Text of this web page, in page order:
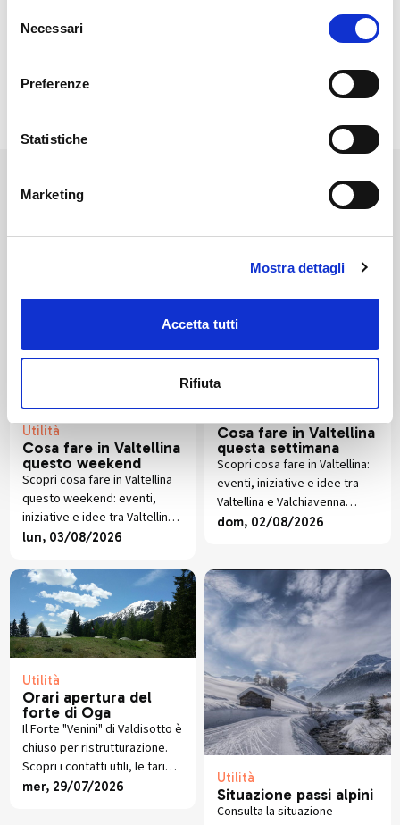
delNecessari
Preferenze
Statistiche
Marketing
Mostra dettagli
Accetta tutti
Rifiuta
Altri articoli che potrebbero
piacerti
Utilità
Cosa fare in Valtellina
questo weekend
Scopri cosa fare in Valtellina
questo weekend: eventi,
iniziative e idee tra Valtellina
e Valchiavenna aggiornate
lun, 03/08/2026
Cosa fare in Valtellina
questa settimana
Scopri cosa fare in Valtellina:
eventi, iniziative e idee tra
Valtellina e Valchiavenna
aggiornate durante l’anno.
dom, 02/08/2026
Utilità
Orari apertura del
forte di Oga
Il Forte "Venini" di Valdisotto è
chiuso per ristrutturazione.
Scopri i contatti utili, le tariffe
aggiornate e rimani informato
mer, 29/07/2026
Utilità
Situazione passi alpini
Consulta la situazione